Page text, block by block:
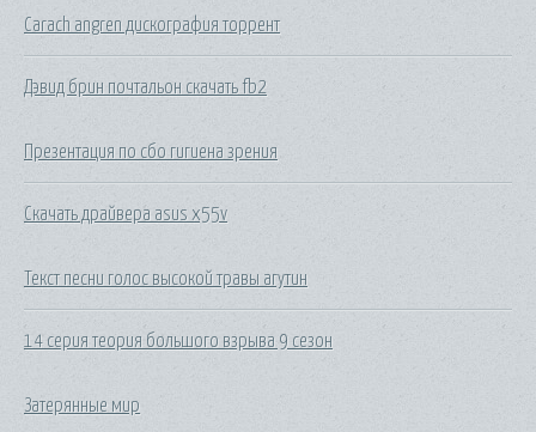
Carach angren дискография торрент
Дэвид брин почтальон скачать fb2
Презентация по сбо гигиена зрения
Скачать драйвера asus x55v
Текст песни голос высокой травы агутин
14 серия теория большого взрыва 9 сезон
Затерянные мир